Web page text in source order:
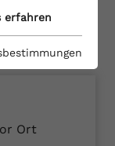
Ort
erfahren